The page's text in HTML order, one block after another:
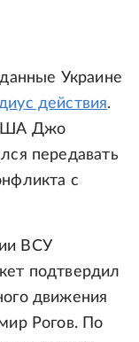
Украине
действия.
Джо
передавать
с
ВСУ
подтвердил
движения
Рогов. По